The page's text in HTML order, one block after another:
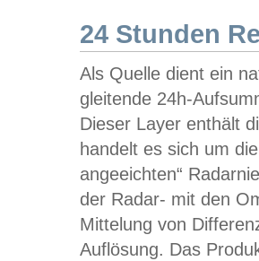
24 Stunden
Als Quelle dient ein
gleitende 24h-
Dieser Layer enthält
handelt es sich um
angeeichten“
der Radar- mit den
Mittelung von
Auflösung. Das